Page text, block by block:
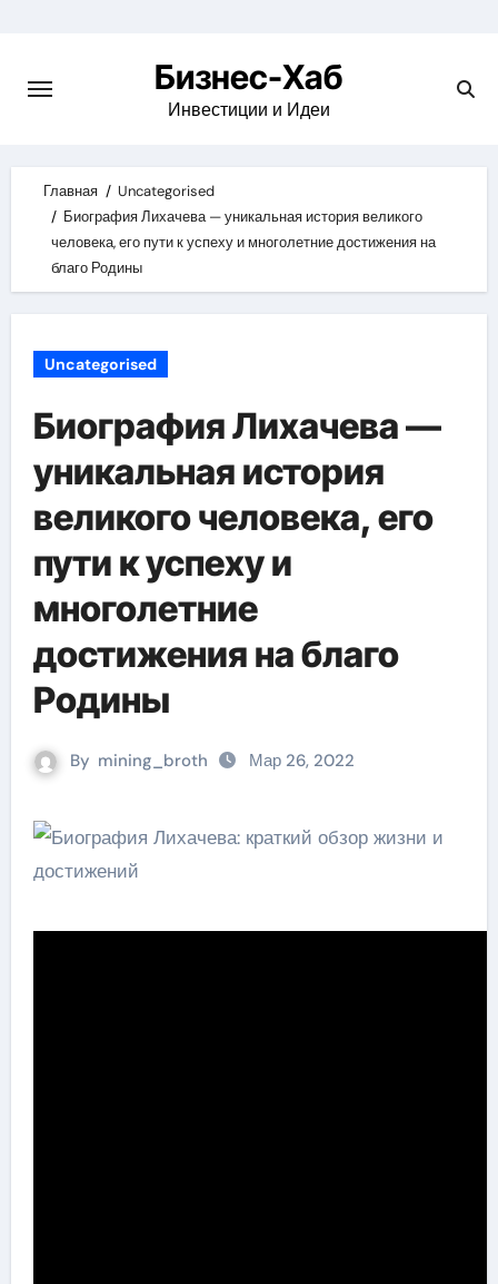
content
Бизнес-Хаб
Инвестиции и Идеи
Главная
Uncategorised
Биография Лихачева — уникальная история великого
человека, его пути к успеху и многолетние достижения на
благо Родины
Uncategorised
Биография Лихачева —
уникальная история
великого человека, его
пути к успеху и
многолетние
достижения на благо
Родины
By mining_broth Мар 26, 2022